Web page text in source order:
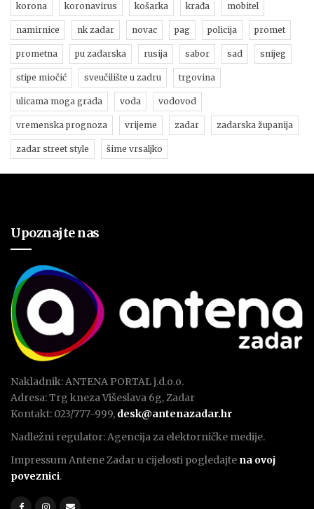
korona koronavirus košarka krađa mobitel
namirnice nk zadar novac pag policija promet
prometna pu zadarska rusija sabor sad snijeg
stipe miočić sveučilište u zadru trgovina
ulicama moga grada voda vodovod
vremenska prognoza vrijeme zadar zadarska županija
zadar street style šime vrsaljko
Upoznajte nas
Nakladnik: ANTENA PORTAL j.d.o.o.
Adresa: Trg kneza Višeslava 6g, Zadar
Kontakt: 023/777-999, desk@antenazadar.hr
Nadležni regulator: Agencija za elektorničke medije.
Impressum Antene Zadar u cijelosti pogledajte na ovoj
poveznici.